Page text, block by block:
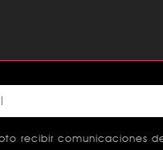
recibir comunicaciones